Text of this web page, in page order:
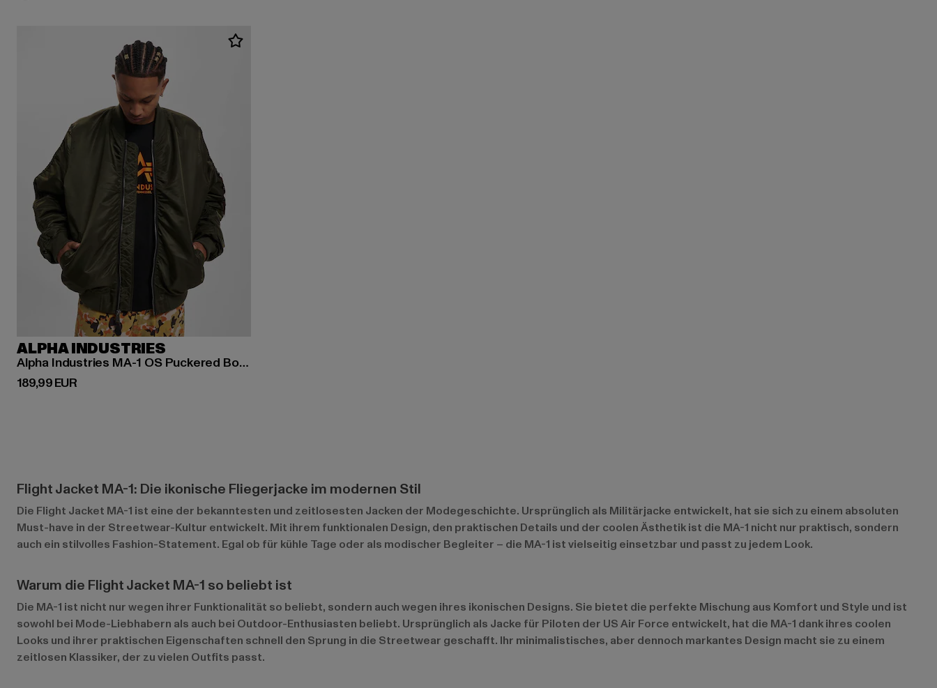
ALPHA INDUSTRIES
Alpha Industries MA-1 OS Puckered Bomberjacke
189,99 EUR
Derzeitiger Preis: 189,99 EUR
Flight Jacket MA-1: Die ikonische Fliegerjacke im modernen Stil
Die Flight Jacket MA-1 ist eine der bekanntesten und zeitlosesten Jacken der Modegeschichte. Ursprünglich als Militärjacke entwickelt, hat sie sich zu einem absoluten
Must-have in der Streetwear-Kultur entwickelt. Mit ihrem funktionalen Design, den praktischen Details und der coolen Ästhetik ist die MA-1 nicht nur praktisch, sondern
auch ein stilvolles Fashion-Statement. Egal ob für kühle Tage oder als modischer Begleiter – die MA-1 ist vielseitig einsetzbar und passt zu jedem Look.
Warum die Flight Jacket MA-1 so beliebt ist
Die MA-1 ist nicht nur wegen ihrer Funktionalität so beliebt, sondern auch wegen ihres ikonischen Designs. Sie bietet die perfekte Mischung aus Komfort und Style und ist
sowohl bei Mode-Liebhabern als auch bei Outdoor-Enthusiasten beliebt. Ursprünglich als Jacke für Piloten der US Air Force entwickelt, hat die MA-1 dank ihres coolen
Looks und ihrer praktischen Eigenschaften schnell den Sprung in die Streetwear geschafft. Ihr minimalistisches, aber dennoch markantes Design macht sie zu einem
zeitlosen Klassiker, der zu vielen Outfits passt.